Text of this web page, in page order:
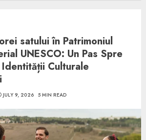
satului în Patrimoniul
UNESCO: Un Pas Spre
Culturale
JULY 9, 2026 5 MIN READ